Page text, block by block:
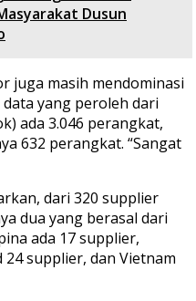
Dusun
juga masih mendominasi
yang peroleh dari
ada 3.046 perangkat,
632 perangkat. “Sangat
dari 320 supplier
dua yang berasal dari
ada 17 supplier,
supplier, dan Vietnam